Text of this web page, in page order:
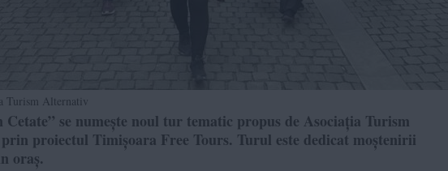
Turism Alternativ
se numește noul tur tematic propus de Asociația Turism
proiectul Timișoara Free Tours. Turul este dedicat moștenirii
oraș.